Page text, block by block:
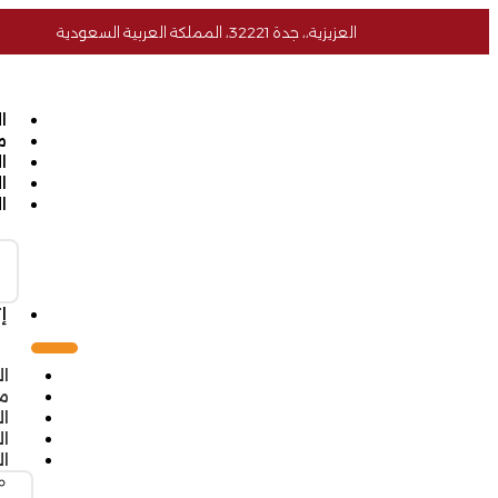
العزيزية،، جدة 32221، المملكة العربية السعودية